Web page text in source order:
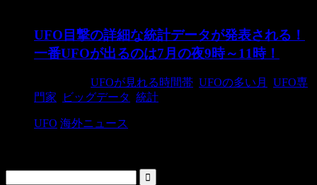
UFO目撃の詳細な統計データが発表される！
一番UFOが出るのは7月の夜9時～11時！
UFOが見れる時間帯 UFOの多い月
UFO専
門家
ビッグデータ 統計
UFO 海外ニュース